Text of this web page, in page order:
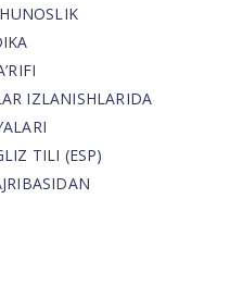
IZLANISHLARIDA
TILI (ESP)